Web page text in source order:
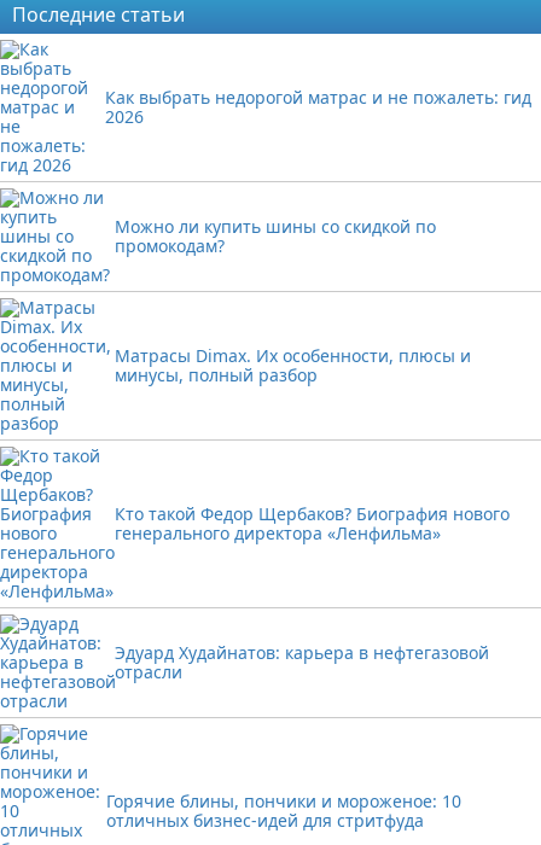
Последние статьи
Как выбрать недорогой матрас и не пожалеть: гид
2026
Можно ли купить шины со скидкой по
промокодам?
Матрасы Dimax. Их особенности, плюсы и
минусы, полный разбор
Кто такой Федор Щербаков? Биография нового
генерального директора «Ленфильма»
Эдуард Худайнатов: карьера в нефтегазовой
отрасли
Горячие блины, пончики и мороженое: 10
отличных бизнес-идей для стритфуда